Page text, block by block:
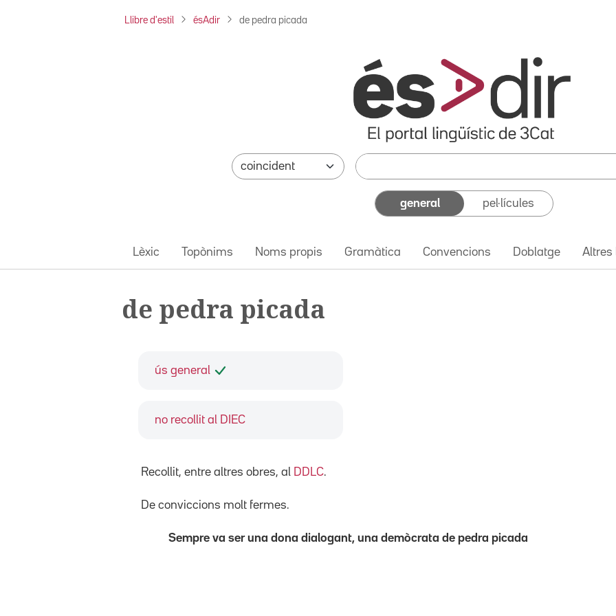
Llibre d'estil ésAdir de pedra picada
general pel·lícules
Lèxic Topònims Noms propis Gramàtica Convencions Doblatge Altres
de pedra picada
ús general
no recollit al DIEC
Recollit, entre altres obres, al DDLC.
De conviccions molt fermes.
Sempre va ser una dona dialogant, una demòcrata de pedra picada